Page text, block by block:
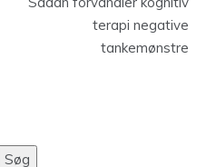
terapi negative
tankemønstre
Søg